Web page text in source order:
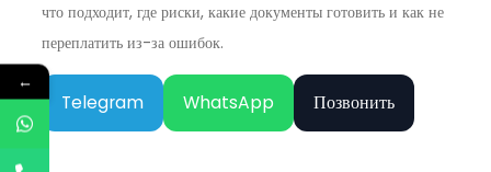
что подходит, где риски, какие документы готовить и как не
переплатить из-за ошибок.
Telegram WhatsApp Позвонить
←